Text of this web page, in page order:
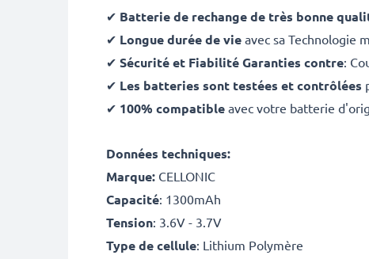
✔ Batterie de rechange de très bonne
✔ Longue durée de vie avec sa Technologie
✔ Sécurité et Fiabilité Garanties contre:
✔ Les batteries sont testées et contrôlées
✔ 100% compatible avec votre batterie
Données techniques:
Marque: CELLONIC
Capacité: 1300mAh
Tension: 3.6V - 3.7V
Type de cellule: Lithium Polymère